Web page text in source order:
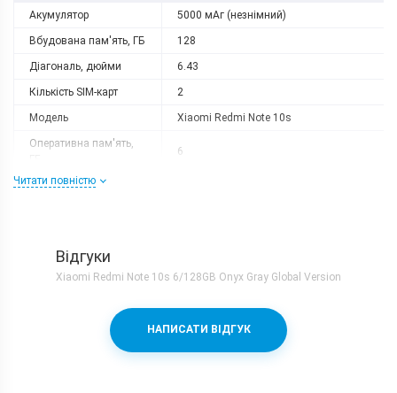
Акумулятор 5000 мАг (незнімний)
Вбудована пам'ять, ГБ 128
Діагональ, дюйми 6.43
Кількість SIM-карт 2
Модель Xiaomi Redmi Note 10s
Оперативна пам'ять,
6
Роздільна здатність
Процесор
Mediatek Helio G95 + Mali-G76 MC4
Читати повністю
Відгуки
Xiaomi Redmi Note 10s 6/128GB Onyx Gray Global Version
НАПИСАТИ ВІДГУК